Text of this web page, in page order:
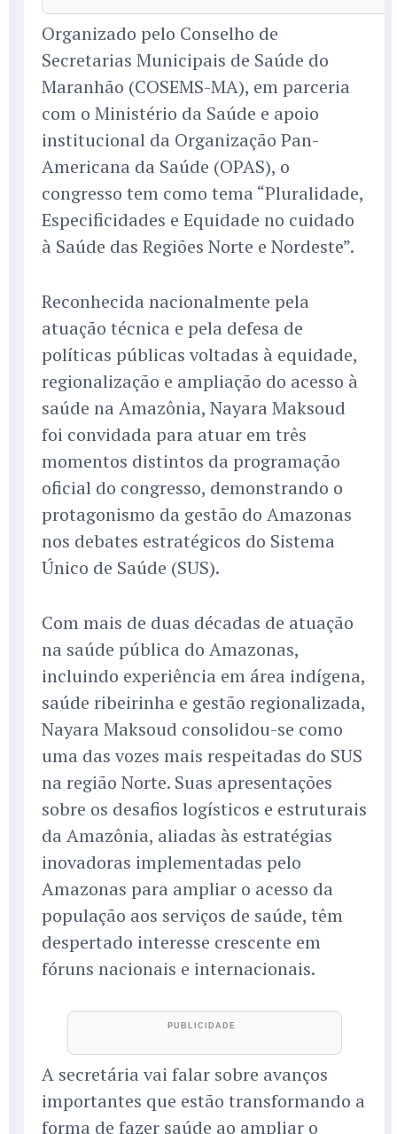
Organizado pelo Conselho de
Secretarias Municipais de Saúde do
Maranhão (COSEMS-MA), em parceria
com o Ministério da Saúde e apoio
institucional da Organização Pan-
Americana da Saúde (OPAS), o
congresso tem como tema “Pluralidade,
Especificidades e Equidade no cuidado
à Saúde das Regiões Norte e Nordeste”.
Reconhecida nacionalmente pela
atuação técnica e pela defesa de
políticas públicas voltadas à equidade,
regionalização e ampliação do acesso à
saúde na Amazônia, Nayara Maksoud
foi convidada para atuar em três
momentos distintos da programação
oficial do congresso, demonstrando o
protagonismo da gestão do Amazonas
nos debates estratégicos do Sistema
Único de Saúde (SUS).
Com mais de duas décadas de atuação
na saúde pública do Amazonas,
incluindo experiência em área indígena,
saúde ribeirinha e gestão regionalizada,
Nayara Maksoud consolidou-se como
uma das vozes mais respeitadas do SUS
na região Norte. Suas apresentações
sobre os desafios logísticos e estruturais
da Amazônia, aliadas às estratégias
inovadoras implementadas pelo
Amazonas para ampliar o acesso da
população aos serviços de saúde, têm
despertado interesse crescente em
fóruns nacionais e internacionais.
A secretária vai falar sobre avanços
importantes que estão transformando a
forma de fazer saúde ao ampliar o